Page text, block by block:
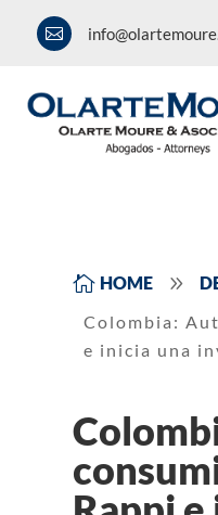

 HOME 9
Colombia:
e inicia una